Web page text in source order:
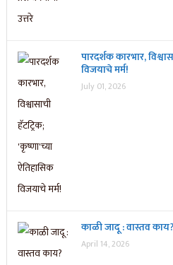
पारदर्शक कारभार,
विजयाचे मर्म!
July 01, 2026
काळी जादू : वास्तव
April 14, 2026